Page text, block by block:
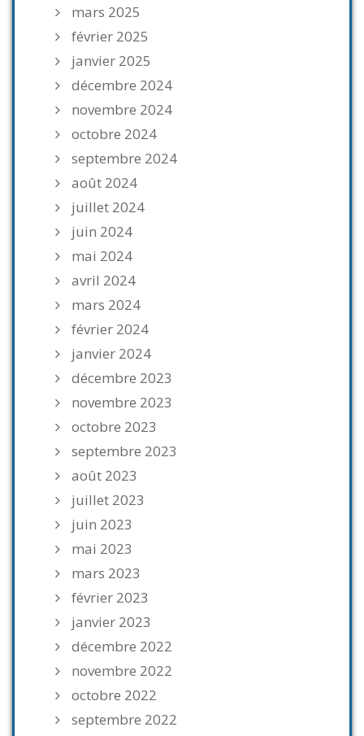
mars 2025
février 2025
janvier 2025
décembre 2024
novembre 2024
octobre 2024
septembre 2024
août 2024
juillet 2024
juin 2024
mai 2024
avril 2024
mars 2024
février 2024
janvier 2024
décembre 2023
novembre 2023
octobre 2023
septembre 2023
août 2023
juillet 2023
juin 2023
mai 2023
mars 2023
février 2023
janvier 2023
décembre 2022
novembre 2022
octobre 2022
septembre 2022